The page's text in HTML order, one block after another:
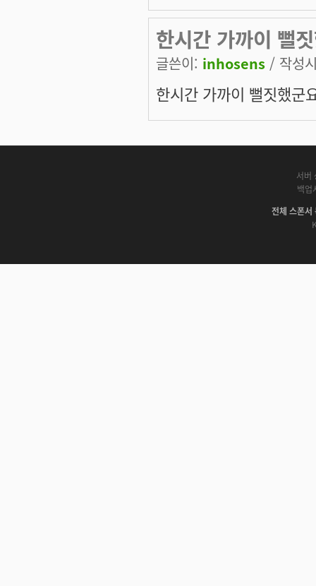
한시간 가까이 뻘
글쓴이: inhosens / 작성
한시간 가까이 뻘짓했군
서버
백업
전체 스폰서